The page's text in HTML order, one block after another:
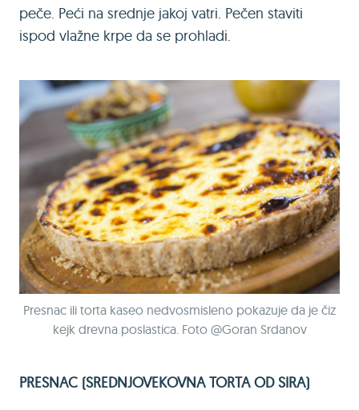
peče. Peći na srednje jakoj vatri. Pečen staviti
ispod vlažne krpe da se prohladi.
Presnac ili torta kaseo nedvosmisleno pokazuje da je čiz
kejk drevna poslastica. Foto @Goran Srdanov
PRESNAC (SREDNJOVEKOVNA TORTA OD SIRA)